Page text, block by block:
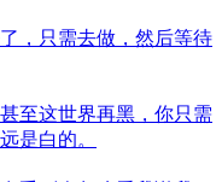
，只需去做，然后等待
至这世界再黑，你只需
是白的。